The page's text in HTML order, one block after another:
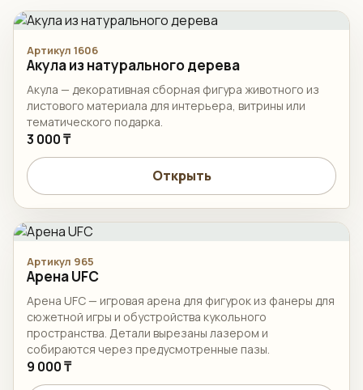
Артикул 1606
Акула из натурального дерева
Акула — декоративная сборная фигура животного из
листового материала для интерьера, витрины или
тематического подарка.
3 000 ₸
Открыть
Артикул 965
Арена UFC
Арена UFC — игровая арена для фигурок из фанеры для
сюжетной игры и обустройства кукольного
пространства. Детали вырезаны лазером и
собираются через предусмотренные пазы.
9 000 ₸